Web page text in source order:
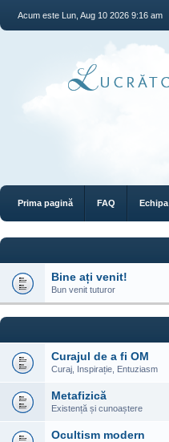
Acum este Lun, Aug 10 2026 9:16 am
Prima pagină FAQ Echipa
Bine ați venit!
Bun venit tuturor
Curajul de a fi OM
Curaj, Inspirație, Entuziasm
Metafizică
Existență și cunoaștere
Ocultism modern